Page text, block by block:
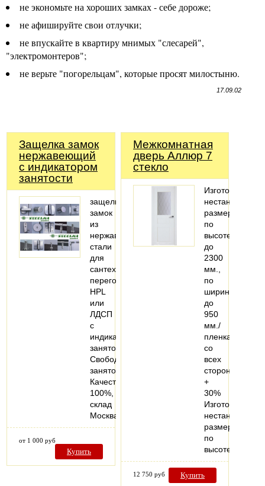
не экономьте на хороших замках - себе дороже;
не афишируйте свои отлучки;
не впускайте в квартиру мнимых "слесарей",
"электромонтеров";
не верьте "погорельцам", которые просят милостыню.
17.09.02
Защелка замок
нержавеющий
с индикатором
занятости
защелка
замок
из
нержавеющей
стали
для
сантехнических
перегородок
HPL
или
ЛДСП
с
индикатором
занятости
Свободно-
занято.
Качество
100%,
склад
Москва
от 1 000 руб
Купить
Межкомнатная
дверь Аллюр 7
стекло
Изготовление
нестандартных
размеров
по
высоте
до
2300
мм.,
по
ширине
до
950
мм./
пленка
со
всех
сторон
+
30%
Изготовление
нестандартных
размеров
по
высоте…
12 750 руб Купить